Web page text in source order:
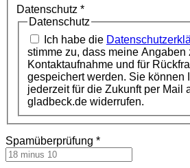
Datenschutz *
Datenschutz
Ich habe die
stimme zu, dass meine Angaben
Kontaktaufnahme und für
gespeichert werden. Sie können
jederzeit für die Zukunft per Mail
gladbeck.de widerrufen.
Spamüberprüfung *